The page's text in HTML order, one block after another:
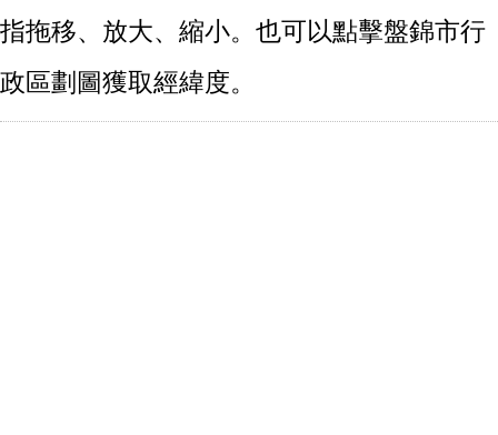
指拖移、放大、縮小。也可以點擊盤錦市行
政區劃圖獲取經緯度。